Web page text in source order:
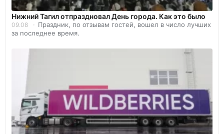
Нижний Тагил отпраздновал День города. Как это было
09.08
Праздник, по отзывам гостей, вошел в число лучших
за последнее время.